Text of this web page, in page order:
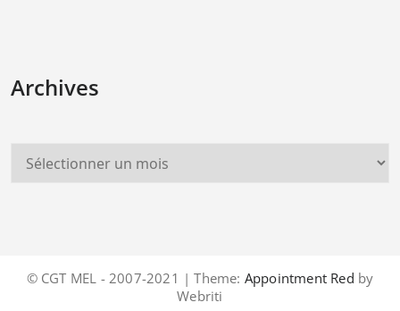
Archives
© CGT MEL - 2007-2021 | Theme: Appointment Red by
Webriti